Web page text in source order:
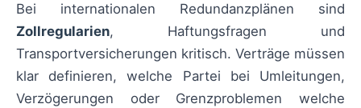
Bei internationalen Redundanzplänen sind
Zollregularien, Haftungsfragen und
Transportversicherungen kritisch. Verträge müssen
klar definieren, welche Partei bei Umleitungen,
Verzögerungen oder Grenzproblemen welche